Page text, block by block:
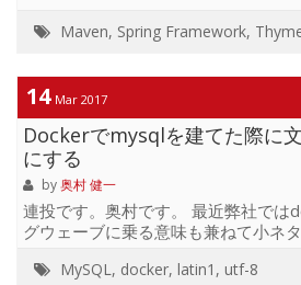
イルなどのキャッシュをリセットさ
com.example sample
application.properties
index.html 1.0.0.RELEASE -
Maven, Spring Framework,
14 Mar 2017
Dockerでmysqlを建てた際に
にする
by奥村 健一
連投です。奥村です。 最近弊社では
グウェーブに乗る意味も兼ねて小ネ
run -d --name mysql -e
MySQL, docker, latin1 , utf-8